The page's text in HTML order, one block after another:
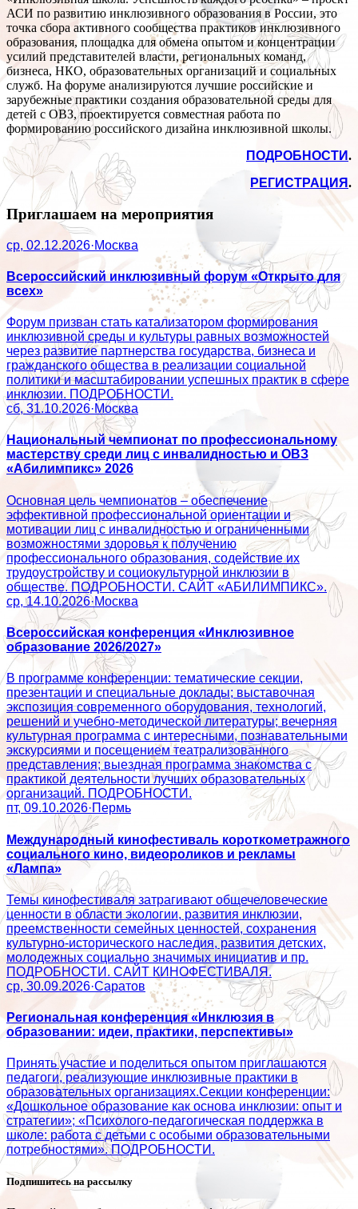
АСИ по развитию инклюзивного образования в России, это
точка сбора активного сообщества практиков инклюзивного
образования, площадка для обмена опытом и концентрации
усилий представителей власти, региональных команд,
бизнеса, НКО, образовательных организаций и социальных
служб. На форуме анализируются лучшие российские и
зарубежные практики создания образовательной среды для
детей с ОВЗ, проектируется совместная работа по
формированию российского дизайна инклюзивной школы.
ПОДРОБНОСТИ.
РЕГИСТРАЦИЯ.
Приглашаем на мероприятия
ср, 02.12.2026·Москва
Всероссийский инклюзивный форум «Открыто для
всех»
Форум призван стать катализатором формирования
инклюзивной среды и культуры равных возможностей
через развитие партнерства государства, бизнеса и
гражданского общества в реализации социальной
политики и масштабировании успешных практик в сфере
инклюзии. ПОДРОБНОСТИ.
сб, 31.10.2026·Москва
Национальный чемпионат по профессиональному
мастерству среди лиц с инвалидностью и ОВЗ
«Абилимпикс» 2026
Основная цель чемпионатов – обеспечение
эффективной профессиональной ориентации и
мотивации лиц с инвалидностью и ограниченными
возможностями здоровья к получению
профессионального образования, содействие их
трудоустройству и социокультурной инклюзии в
обществе. ПОДРОБНОСТИ. САЙТ «АБИЛИМПИКС».
ср, 14.10.2026·Москва
Всероссийская конференция «Инклюзивное
образование 2026/2027»
В программе конференции: тематические секции,
презентации и специальные доклады; выставочная
экспозиция современного оборудования, технологий,
решений и учебно-методической литературы; вечерняя
культурная программа с интересными, познавательными
экскурсиями и посещением театрализованного
представления; выездная программа знакомства с
практикой деятельности лучших образовательных
организаций. ПОДРОБНОСТИ.
пт, 09.10.2026·Пермь
Международный кинофестиваль короткометражного
социального кино, видеороликов и рекламы
«Лампа»
Темы кинофестиваля затрагивают общечеловеческие
ценности в области экологии, развития инклюзии,
преемственности семейных ценностей, сохранения
культурно-исторического наследия, развития детских,
молодежных социально значимых инициатив и пр.
ПОДРОБНОСТИ. САЙТ КИНОФЕСТИВАЛЯ.
ср, 30.09.2026·Саратов
Региональная конференция «Инклюзия в
образовании: идеи, практики, перспективы»
Принять участие и поделиться опытом приглашаются
педагоги, реализующие инклюзивные практики в
образовательных организациях.Секции конференции:
«Дошкольное образование как основа инклюзии: опыт и
стратегии»; «Психолого‑педагогическая поддержка в
школе: работа с детьми с особыми образовательными
потребностями». ПОДРОБНОСТИ.
Подпишитесь на рассылку